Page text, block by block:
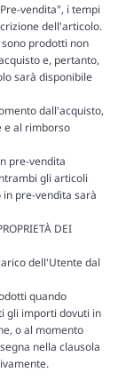
vendita", i tempi
dell'articolo.
prodotti non
e, pertanto,
sarà disponibile
dall'acquisto,
e al rimborso
pre-vendita
gli articoli
pre-vendita sarà
DEI
dell'Utente dal
quando
gli importi dovuti in
o al momento
nella clausola